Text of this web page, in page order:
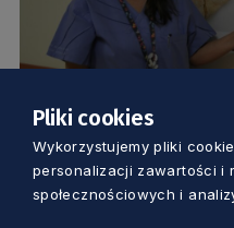
ZDROWIE
Specjalne telefony
Pliki cookies
Wykorzystujemy pliki
personalizacji zawartości i
społecznościowych i